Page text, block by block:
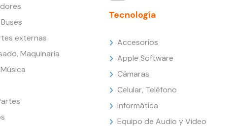
externas
Maquinaria
Tecnología
Accesorios
Apple Software
Cámaras
Celular, Teléfono
Informática
Equipo de Audio y Video